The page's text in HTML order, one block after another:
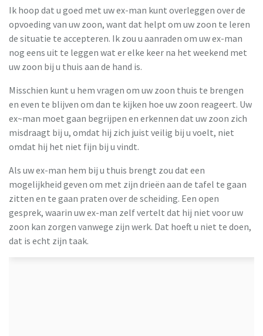
Ik hoop dat u goed met uw ex-man kunt overleggen over de
opvoeding van uw zoon, want dat helpt om uw zoon te leren
de situatie te accepteren. Ik zou u aanraden om uw ex-man
nog eens uit te leggen wat er elke keer na het weekend met
uw zoon bij u thuis aan de hand is.
Misschien kunt u hem vragen om uw zoon thuis te brengen
en even te blijven om dan te kijken hoe uw zoon reageert. Uw
ex~man moet gaan begrijpen en erkennen dat uw zoon zich
misdraagt bij u, omdat hij zich juist veilig bij u voelt, niet
omdat hij het niet fijn bij u vindt.
Als uw ex-man hem bij u thuis brengt zou dat een
mogelijkheid geven om met zijn drieën aan de tafel te gaan
zitten en te gaan praten over de scheiding. Een open
gesprek, waarin uw ex-man zelf vertelt dat hij niet voor uw
zoon kan zorgen vanwege zijn werk. Dat hoeft u niet te doen,
dat is echt zijn taak.